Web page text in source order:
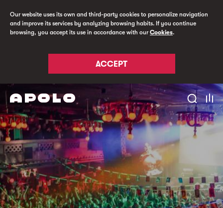
Our website uses its own and third-party cookies to personalize navigation
and improve its services by analyzing browsing habits. If you continue
browsing, you accept its use in accordance with ourCookies.
ACCEPT